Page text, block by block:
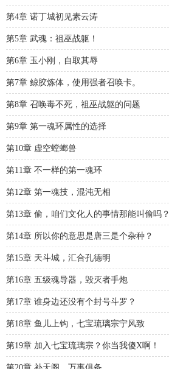
第4章 诺丁城初见素云涛
第5章 武魂：祖巫战躯！
第6章 玉小刚，自取其辱
第7章 鲸胶炼体，使用强者召唤卡。
第8章 召唤毒不死，祖巫战躯的问题
第9章 第一魂环属性的选择
第10章 虚空螳螂兽
第11章 不一样的第一魂环
第12章 第一魂技，混沌无相
第13章 偷，咱们文化人的事情那能叫偷吗？
第14章 所以你的意思是唐三是个杂种？
第15章 天斗城，汇合孔德明
第16章 五级魂导器，毁灭者手炮
第17章 谁身边还没有个封号斗罗？
第18章 鱼儿上钩，七宝琉璃宗宁风致
第19章 加入七宝琉璃宗？你当我傻X啊！